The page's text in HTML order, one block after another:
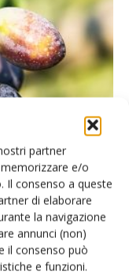
partner
e/o
Il consenso a queste
di elaborare
la navigazione
annunci (non)
il consenso può
e funzioni.